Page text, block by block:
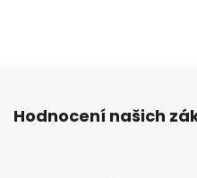
Hodnocení našich